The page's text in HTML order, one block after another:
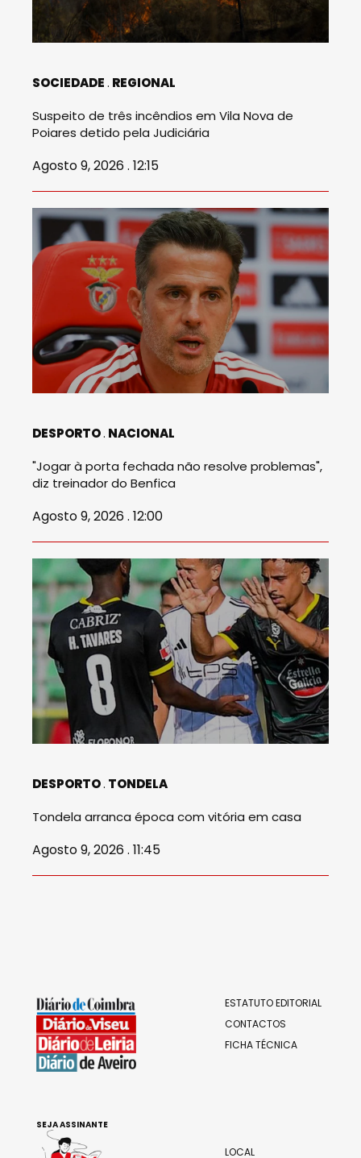
SOCIEDADE REGIONAL
Suspeito de três incêndios em Vila Nova de
Poiares detido pela Judiciária
Agosto 9, 2026 . 12:15
DESPORTO NACIONAL
"Jogar à porta fechada não resolve problemas",
diz treinador do Benfica
Agosto 9, 2026 . 12:00
DESPORTO TONDELA
Tondela arranca época com vitória em casa
Agosto 9, 2026 . 11:45
ESTATUTO EDITORIAL
CONTACTOS
FICHA TÉCNICA
LOCAL
SEJA ASSINANTE